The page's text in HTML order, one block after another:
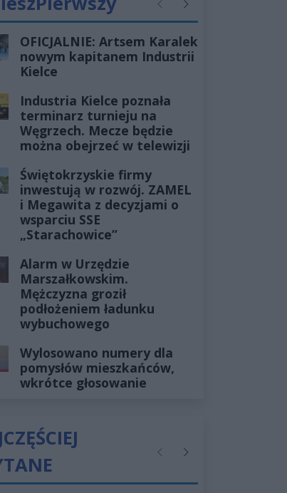
PoprzednieNastępne
OFICJALNIE: Artsem Karalek
nowym kapitanem Industrii
Kielce
Industria Kielce poznała
terminarz turnieju na
Węgrzech. Mecze będzie
można obejrzeć w telewizji
Świętokrzyskie firmy
inwestują w rozwój. ZAMEL
i Megawita z decyzjami o
wsparciu SSE
„Starachowice”
Alarm w Urzędzie
Marszałkowskim.
Mężczyzna groził
podłożeniem ładunku
wybuchowego
Wylosowano numery dla
pomysłów mieszkańców,
wkrótce głosowanie
PoprzednieNastępne